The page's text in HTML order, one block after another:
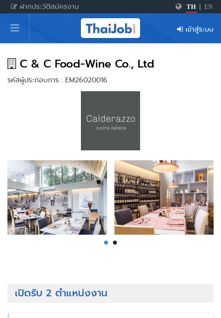
ฝากประวัติสมัครงาน TH EN
หน้าหลัก
ผู้สมัครงาน: เข้าสู่ระบบ
ฝากประวัติสมัครงาน
เกร็ดความรู้
สำหรับผู้ประกอบการ
เข้าสู่ระบบ
C & C Food-Wine Co., Ltd
รหัสผู้ประกอบการ : EM26020016
เปิดรับ 2 ตำแหน่งงาน